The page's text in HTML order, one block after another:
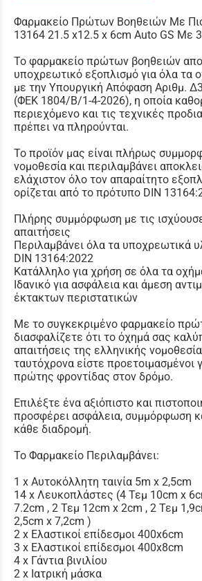
Φαρμακείο Πρώτων Βοηθειών Με
13164 21.5 x12.5 x 6cm Auto GS Με
Το φαρμακείο πρώτων βοηθειών
υποχρεωτικό εξοπλισμό για όλα τα
με την Υπουργική Απόφαση Αριθμ.
(ΦΕΚ 1804/Β/1-4-2026), η οποία
περιεχόμενο και τις τεχνικές
πρέπει να πληρούνται.
Το προϊόν μας είναι πλήρως
νομοθεσία και περιλαμβάνει
ελάχιστον όλο τον απαραίτητο
ορίζεται από το πρότυπο DIN
Πλήρης συμμόρφωση με τις
απαιτήσεις
Περιλαμβάνει όλα τα υποχρεωτικά
DIN 13164:2022
Κατάλληλο για χρήση σε όλα τα
Ιδανικό για ασφάλεια και άμεση
έκτακτων περιστατικών
Με το συγκεκριμένο φαρμακείο
διασφαλίζετε ότι το όχημά σας
απαιτήσεις της ελληνικής
ταυτόχρονα είστε προετοιμασμένοι
πρώτης φροντίδας στον δρόμο.
Επιλέξτε ένα αξιόπιστο και
προσφέρει ασφάλεια, συμμόρφωση
κάθε διαδρομή.
Το Φαρμακείο Περιλαμβάνει:
1 x Αυτοκόλλητη ταινία 5m x 2,5cm
14 x Λευκοπλάστες (4 Τεμ 10cm x
7.2cm , 2 Τεμ 12cm x 2cm , 2 Τεμ
2,5cm x 7,2cm )
2 x Ελαστικοί επίδεσμοι 400x6cm
3 x Ελαστικοί επίδεσμοι 400x8cm
4 x Γάντια βινιλίου
2 x Ιατρική μάσκα